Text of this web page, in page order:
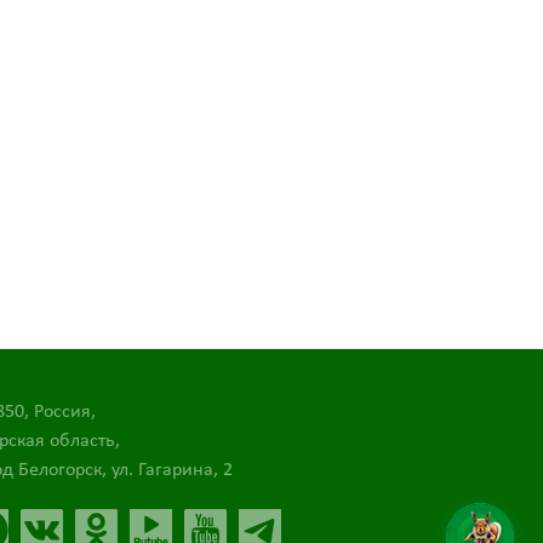
Россия,
область,
Белогорск, ул. Гагарина, 2